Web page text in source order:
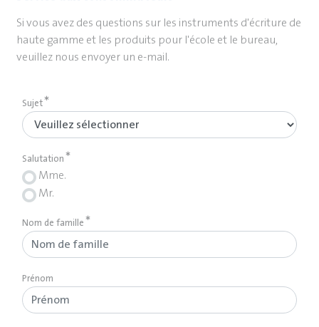
Si vous avez des questions sur les instruments d'écriture de
haute gamme et les produits pour l'école et le bureau,
veuillez nous envoyer un e-mail.
Sujet
Salutation
Mme.
Mr.
Nom de famille
Prénom